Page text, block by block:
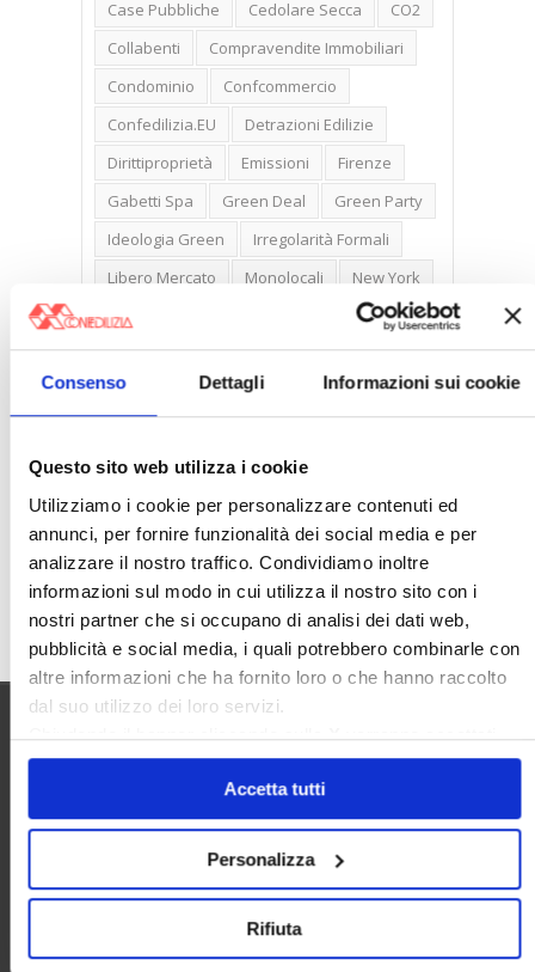
Consenso Dettagli Informazioni sui cookie
Questo sito web utilizza i cookie
Utilizziamo i cookie per personalizzare contenuti ed
annunci, per fornire funzionalità dei social media e per
analizzare il nostro traffico. Condividiamo inoltre
informazioni sul modo in cui utilizza il nostro sito con i
nostri partner che si occupano di analisi dei dati web,
pubblicità e social media, i quali potrebbero combinarle con
altre informazioni che ha fornito loro o che hanno raccolto
dal suo utilizzo dei loro servizi.
Chiudendo il banner cliccando sullaXverranno accettati
solo i cookie necessari.
Accetta tutti
Personalizza
Rifiuta
Case Pubbliche
Cedolare Secca
CO2
Collabenti
Compravendite Immobiliari
Condominio
Confcommercio
Confedilizia.EU
Detrazioni Edilizie
Dirittiproprietà
Emissioni
Firenze
Gabetti Spa
Green Deal
Green Party
Ideologia Green
Irregolarità Formali
Libero Mercato
Monolocali
New York
Nudaproprietà
Prima Casa
Proprietari Casa
Rendite Catastali
Rivoluzioneliberale
Sunia
Trasferimenti
Treviso
Valore Case
Cerca
Utilità
Contatti e RPD